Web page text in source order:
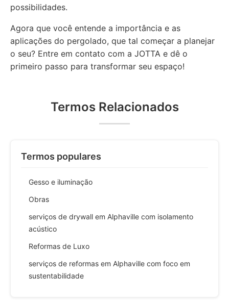
possibilidades.
Agora que você entende a importância e as
aplicações do pergolado, que tal começar a planejar
o seu? Entre em contato com a JOTTA e dê o
primeiro passo para transformar seu espaço!
Termos Relacionados
Termos populares
Gesso e iluminação
Obras
serviços de drywall em Alphaville com isolamento
acústico
Reformas de Luxo
serviços de reformas em Alphaville com foco em
sustentabilidade